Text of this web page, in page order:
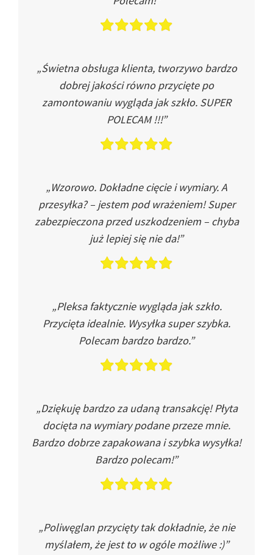
„Świetna obsługa klienta, tworzywo bardzo
dobrej jakości równo przycięte po
zamontowaniu wygląda jak szkło. SUPER
POLECAM !!!”
„Wzorowo. Dokładne cięcie i wymiary. A
przesyłka? – jestem pod wrażeniem! Super
zabezpieczona przed uszkodzeniem – chyba
już lepiej się nie da!”
„Pleksa faktycznie wygląda jak szkło.
Przycięta idealnie. Wysyłka super szybka.
Polecam bardzo bardzo.”
„Dziękuję bardzo za udaną transakcję! Płyta
docięta na wymiary podane przeze mnie.
Bardzo dobrze zapakowana i szybka wysyłka!
Bardzo polecam!”
„Poliwęglan przycięty tak dokładnie, że nie
myślałem, że jest to w ogóle możliwe :)”